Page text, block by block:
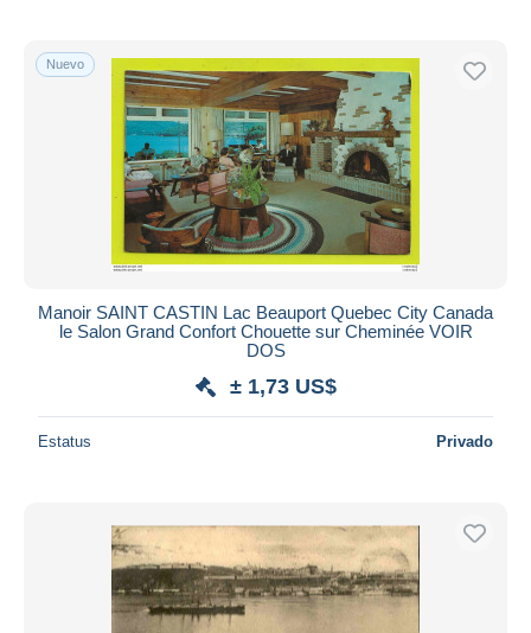
Envío gratis
Métodos de pago
PayPal
Transferencia bancaria
Visa
Mastercard
Bancontact
Maestro
Mundo entero
Aplicar
Nuevo
Manoir SAINT CASTIN Lac Beauport Quebec City Canada
le Salon Grand Confort Chouette sur Cheminée VOIR
DOS
± 1,73 US$
Estatus Privado